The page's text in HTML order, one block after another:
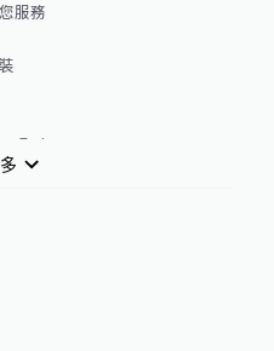
服務